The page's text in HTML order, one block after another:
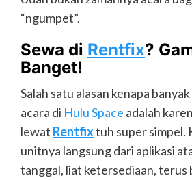
“ngumpet”.
Sewa di Rentfix?
Banget!
Salah satu alasan kenapa
acara di Hulu Space adalah
lewat Rentfixtuh super simpel.
unitnya langsung dari aplikasi
tanggal, liat ketersediaan, terus